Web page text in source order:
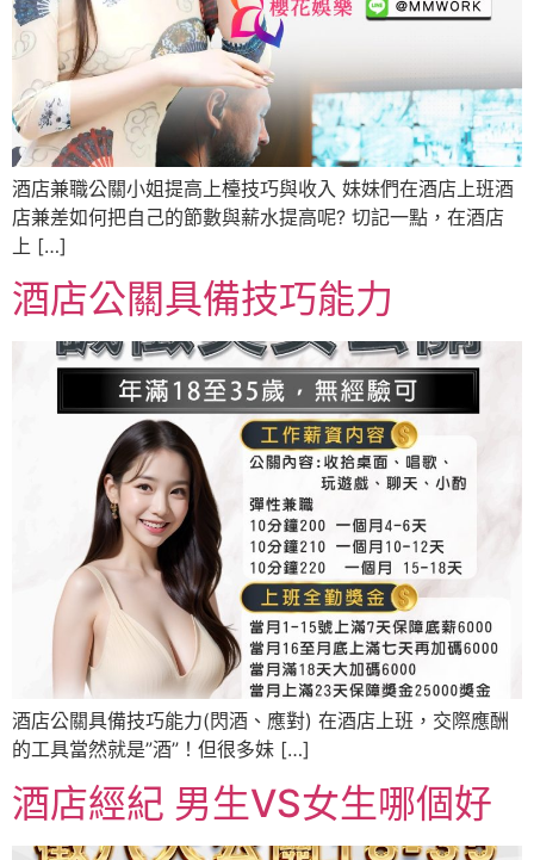
酒店兼職公關小姐提高上檯技巧與收入 妹妹們在酒店上班酒
店兼差如何把自己的節數與薪水提高呢? 切記一點，在酒店
上 […]
酒店公關具備技巧能力
酒店公關具備技巧能力(閃酒、應對) 在酒店上班，交際應酬
的工具當然就是”酒”！但很多妹 […]
酒店經紀 男生VS女生哪個好